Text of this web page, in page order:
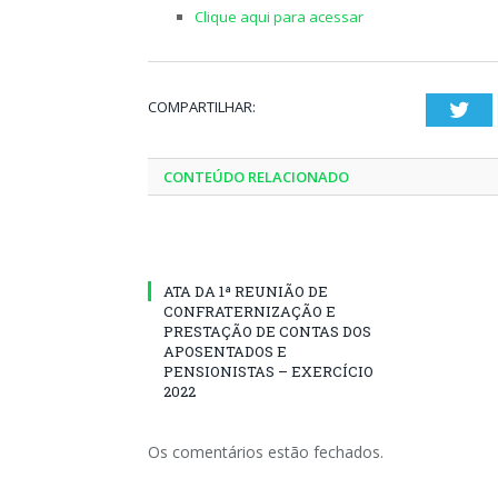
Clique aqui para acessar
COMPARTILHAR:
CONTEÚDO RELACIONADO
ATA DA 1ª REUNIÃO DE
CONFRATERNIZAÇÃO E
PRESTAÇÃO DE CONTAS DOS
APOSENTADOS E
PENSIONISTAS – EXERCÍCIO
2022
Os comentários estão fechados.